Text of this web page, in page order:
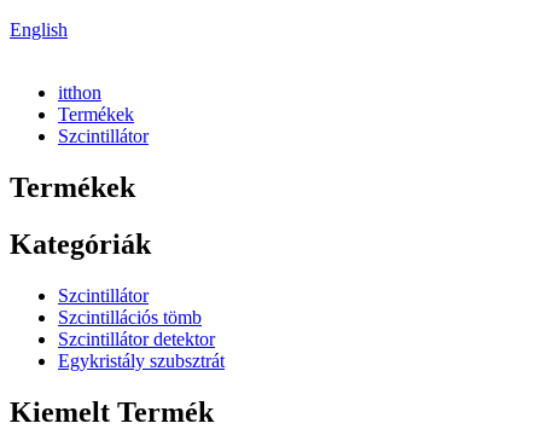
English
itthon
Termékek
Szcintillátor
Termékek
Kategóriák
Szcintillátor
Szcintillációs tömb
Szcintillátor detektor
Egykristály szubsztrát
Kiemelt Termék